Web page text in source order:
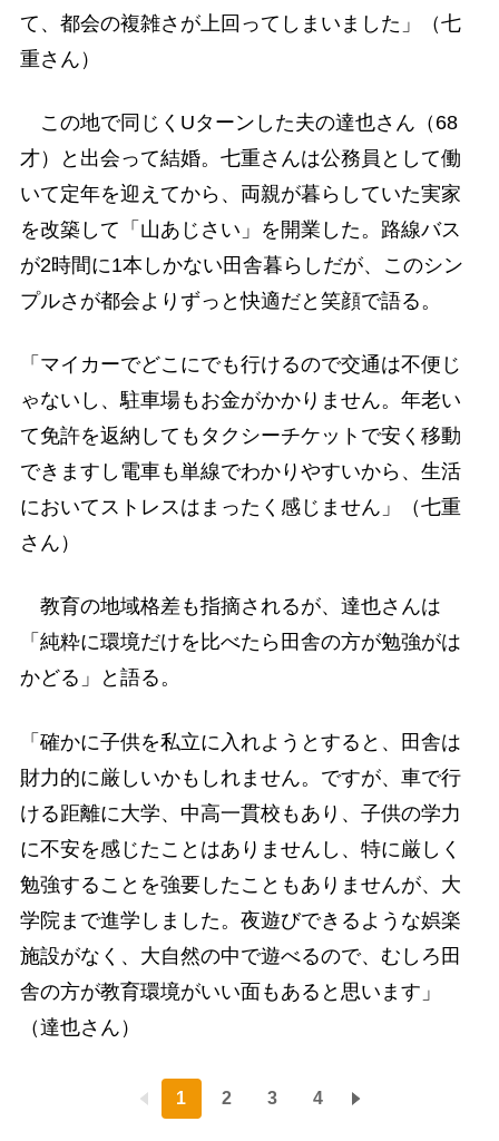
て、都会の複雑さが上回ってしまいました」（七
重さん）
この地で同じくUターンした夫の達也さん（68
才）と出会って結婚。七重さんは公務員として働
いて定年を迎えてから、両親が暮らしていた実家
を改築して「山あじさい」を開業した。路線バス
が2時間に1本しかない田舎暮らしだが、このシン
プルさが都会よりずっと快適だと笑顔で語る。
「マイカーでどこにでも行けるので交通は不便じ
ゃないし、駐車場もお金がかかりません。年老い
て免許を返納してもタクシーチケットで安く移動
できますし電車も単線でわかりやすいから、生活
においてストレスはまったく感じません」（七重
さん）
教育の地域格差も指摘されるが、達也さんは
「純粋に環境だけを比べたら田舎の方が勉強がは
かどる」と語る。
「確かに子供を私立に入れようとすると、田舎は
財力的に厳しいかもしれません。ですが、車で行
ける距離に大学、中高一貫校もあり、子供の学力
に不安を感じたことはありませんし、特に厳しく
勉強することを強要したこともありませんが、大
学院まで進学しました。夜遊びできるような娯楽
施設がなく、大自然の中で遊べるので、むしろ田
舎の方が教育環境がいい面もあると思います」
（達也さん）
1 2 3 4